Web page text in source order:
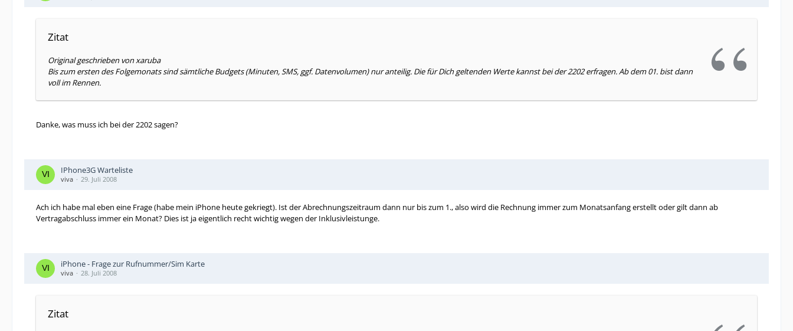
Zitat
Original geschrieben von xaruba
Bis zum ersten des Folgemonats sind sämtliche Budgets (Minuten, SMS, ggf. Datenvolumen) nur anteilig. Die für Dich geltenden Werte kannst bei der 2202 erfragen. Ab dem 01. bist dann
voll im Rennen.
Danke, was muss ich bei der 2202 sagen?
IPhone3G Warteliste
viva 29. Juli 2008
Ach ich habe mal eben eine Frage (habe mein iPhone heute gekriegt). Ist der Abrechnungszeitraum dann nur bis zum 1., also wird die Rechnung immer zum Monatsanfang erstellt oder gilt dann ab
Vertragabschluss immer ein Monat? Dies ist ja eigentlich recht wichtig wegen der Inklusivleistunge.
iPhone - Frage zur Rufnummer/Sim Karte
viva 28. Juli 2008
Zitat